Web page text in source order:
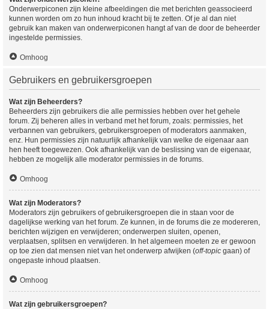
Onderwerpiconen zijn kleine afbeeldingen die met berichten geassocieerd
kunnen worden om zo hun inhoud kracht bij te zetten. Of je al dan niet
gebruik kan maken van onderwerpiconen hangt af van de door de beheerder
ingestelde permissies.
Omhoog
Gebruikers en gebruikersgroepen
Wat zijn Beheerders?
Beheerders zijn gebruikers die alle permissies hebben over het gehele
forum. Zij beheren alles in verband met het forum, zoals: permissies, het
verbannen van gebruikers, gebruikersgroepen of moderators aanmaken,
enz. Hun permissies zijn natuurlijk afhankelijk van welke de eigenaar aan
hen heeft toegewezen. Ook afhankelijk van de beslissing van de eigenaar,
hebben ze mogelijk alle moderator permissies in de forums.
Omhoog
Wat zijn Moderators?
Moderators zijn gebruikers of gebruikersgroepen die in staan voor de
dagelijkse werking van het forum. Ze kunnen, in de forums die ze modereren,
berichten wijzigen en verwijderen; onderwerpen sluiten, openen,
verplaatsen, splitsen en verwijderen. In het algemeen moeten ze er gewoon
op toe zien dat mensen niet van het onderwerp afwijken (off-topic gaan) of
ongepaste inhoud plaatsen.
Omhoog
Wat zijn gebruikersgroepen?